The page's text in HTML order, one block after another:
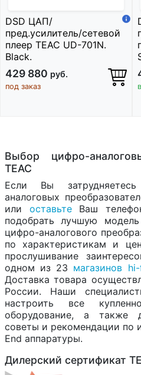
DSD ЦАП/
пред.усилитель/сетевой
плеер TEAC UD-701N.
Black.
429 880 руб.
под заказ
Выбор цифро-
TEAC
Если Вы
аналоговых
или оставьтеВаш
подобрать лучшую
цифро-аналогового
по характеристикам и
прослушивание
одном из 23 магазинов
Доставка товара
России. Наши
настроить все
оборудование, а также
советы и рекомендации по
End аппаратуры.
Дилерский сертификат